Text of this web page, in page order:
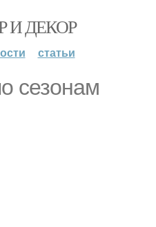
И ДЕКОР
статьи
сезонам